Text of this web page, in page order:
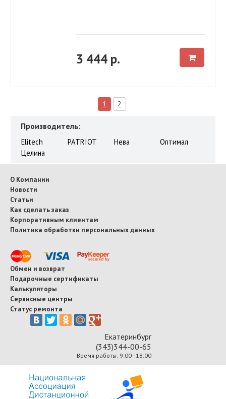
3 444 р.
1 2
Производитель:
Elitech PATRIOT Нева
Оптимал
Целина
О Компании
Новости
Статьи
Как сделать заказ
Корпоративным клиентам
Политика обработки персональных данных
Обмен и возврат
Подарочные сертификаты
Калькуляторы
Сервисные центры
Статус ремонта
Екатеринбург
(343)344-00-65
Время работы: 9:00 - 18:00